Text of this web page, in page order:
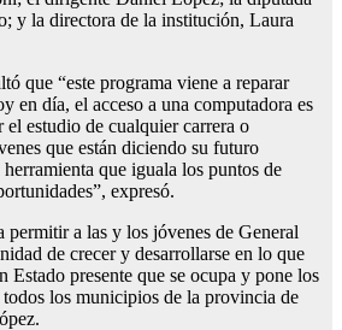
y la directora de la institución, Laura
que “este programa viene a reparar
en día, el acceso a una computadora es
el estudio de cualquier carrera o
que están diciendo su futuro
que iguala los puntos de
expresó.
permitir a las y los jóvenes de General
de crecer y desarrollarse en lo que
Estado presente que se ocupa y pone los
todos los municipios de la provincia de